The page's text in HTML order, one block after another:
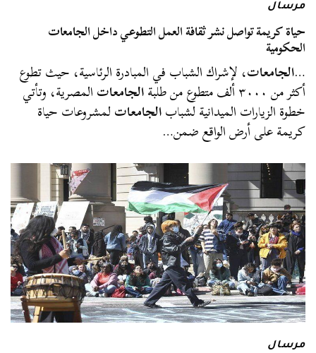
مرسال
حياة كريمة تواصل نشر ثقافة العمل التطوعي داخل الجامعات
الحكومية
…الجامعات، لإشراك الشباب في المبادرة الرئاسية، حيث تطوع
أكثر من ٣٠٠٠ ألف متطوع من طلبة الجامعاتالمصرية، وتأتي
خطوة الزيارات الميدانية لشبابالجامعاتلمشروعات حياة
كريمة على أرض الواقع ضمن…
مرسال